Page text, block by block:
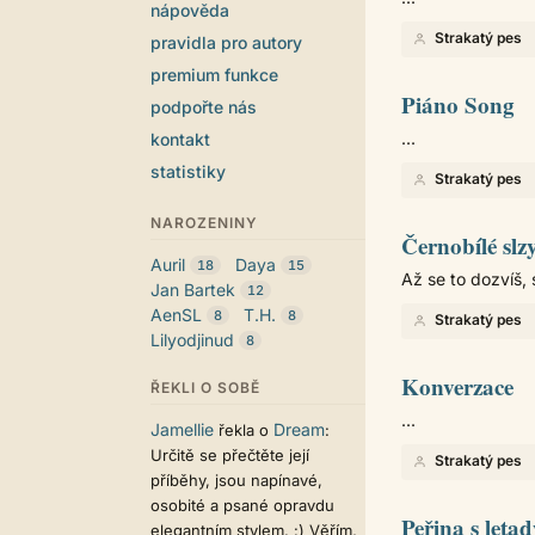
nápověda
pravidla pro autory
premium funkce
podpořte nás
kontakt
statistiky
NAROZENINY
Auril 18 Daya 15
Jan Bartek 12
AenSL 8 T.H. 8
Lilyodjinud 8
ŘEKLI O SOBĚ
Jamellie řekla o Dream:
Určitě se přečtěte její
příběhy, jsou napínavé,
osobité a psané opravdu
elegantním stylem. :) Věřím,
Strakatý pes
Piáno Song
...
Strakatý pes
Černobílé
Až se to dozvíš,
Strakatý pes
Konverzace
...
Strakatý pes
Peřina s